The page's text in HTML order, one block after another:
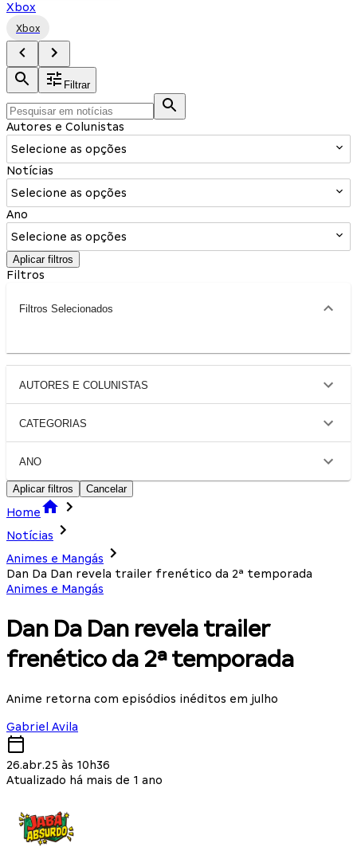
Xbox
Xbox
Filtrar
Autores e Colunistas
Selecione as opções
Notícias
Selecione as opções
Ano
Selecione as opções
Aplicar filtros
Filtros
Filtros Selecionados
AUTORES E COLUNISTAS
CATEGORIAS
ANO
Aplicar filtros Cancelar
Home
Notícias
Animes e Mangás
Dan Da Dan revela trailer frenético da 2ª temporada
Animes e Mangás
Dan Da Dan revela trailer
frenético da 2ª temporada
Anime retorna com episódios inéditos em julho
Gabriel Avila
26.abr.25 às 10h36
Atualizado há mais de 1 ano